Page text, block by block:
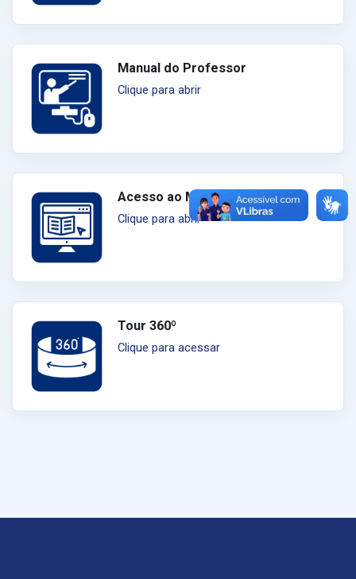
Manual do Professor
Clique para abrir
Acesso ao Moodle
Clique para abrir
Tour 360º
Clique para acessar